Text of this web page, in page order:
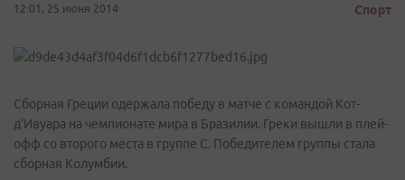
12:01, 25 июня 2014 Спорт
Сборная Греции одержала победу в матче с командой Кот-
д'Ивуара на чемпионате мира в Бразилии. Греки вышли в плей-
офф со второго места в группе С. Победителем группы стала
сборная Колумбии.